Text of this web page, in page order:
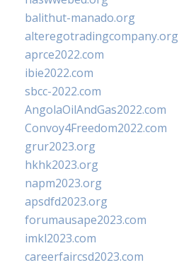
balithut-manado.org
alteregotradingcompany.org
aprce2022.com
ibie2022.com
sbcc-2022.com
AngolaOilAndGas2022.com
Convoy4Freedom2022.com
grur2023.org
hkhk2023.org
napm2023.org
apsdfd2023.org
forumausape2023.com
imkl2023.com
careerfaircsd2023.com